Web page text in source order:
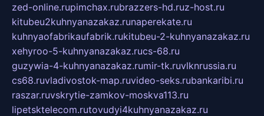
zed-online.rupimchax.rubrazzers-hd.ruz-host.ru
kitubeu2kuhnyanazakaz.runaperekate.ru
kuhnyaofabrikaufabrik.rukitubeu-2-kuhnyanazakaz.ru
xehyroo-5-kuhnyanazakaz.rucs-68.ru
guzywia-4-kuhnyanazakaz.rumir-tk.ruvlknrussia.ru
cs68.ruvladivostok-map.ruvideo-seks.rubankaribi.ru
raszar.ruvskrytie-zamkov-moskva113.ru
lipetsktelecom.rutovudyi4kuhnyanazakaz.ru